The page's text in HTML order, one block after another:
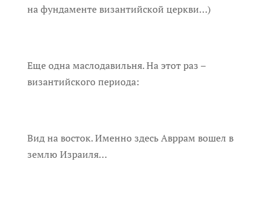
на фундаменте византийской церкви…)
Еще одна маслодавильня. На этот раз –
византийского периода:
Вид на восток. Именно здесь Авррам вошел в
землю Израиля…